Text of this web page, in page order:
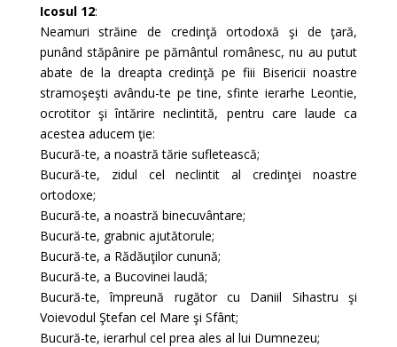
Icosul 12:
Neamuri străine de credinţă ortodoxă şi de ţară,
punând stăpânire pe pământul românesc, nu au putut
abate de la dreapta credinţă pe fiii Bisericii noastre
stramoşeşti avându-te pe tine, sfinte ierarhe Leontie,
ocrotitor şi întărire neclintită, pentru care laude ca
acestea aducem ţie:
Bucură-te, a noastră tărie sufletească;
Bucură-te, zidul cel neclintit al credinţei noastre
ortodoxe;
Bucură-te, a noastră binecuvântare;
Bucură-te, grabnic ajutătorule;
Bucură-te, a Rădăuţilor cunună;
Bucură-te, a Bucovinei laudă;
Bucură-te, împreună rugător cu Daniil Sihastru şi
Voievodul Ştefan cel Mare şi Sfânt;
Bucură-te, ierarhul cel prea ales al lui Dumnezeu;